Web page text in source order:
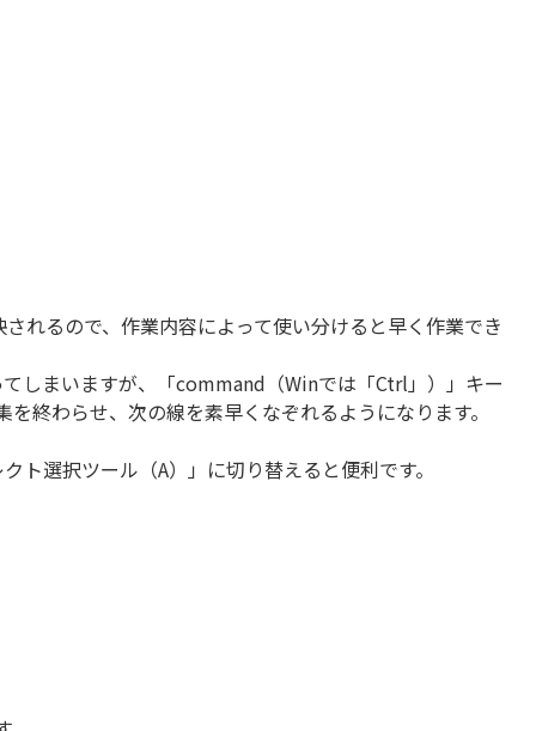
れるので、作業内容によって使い分けると早く作業でき
しまいますが、「command（Winでは「Ctrl」）」キー
終わらせ、次の線を素早くなぞれるようになります。
選択ツール（A）」に切り替えると便利です。